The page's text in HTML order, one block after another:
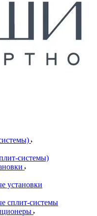
системы)
установки
сплит-системы